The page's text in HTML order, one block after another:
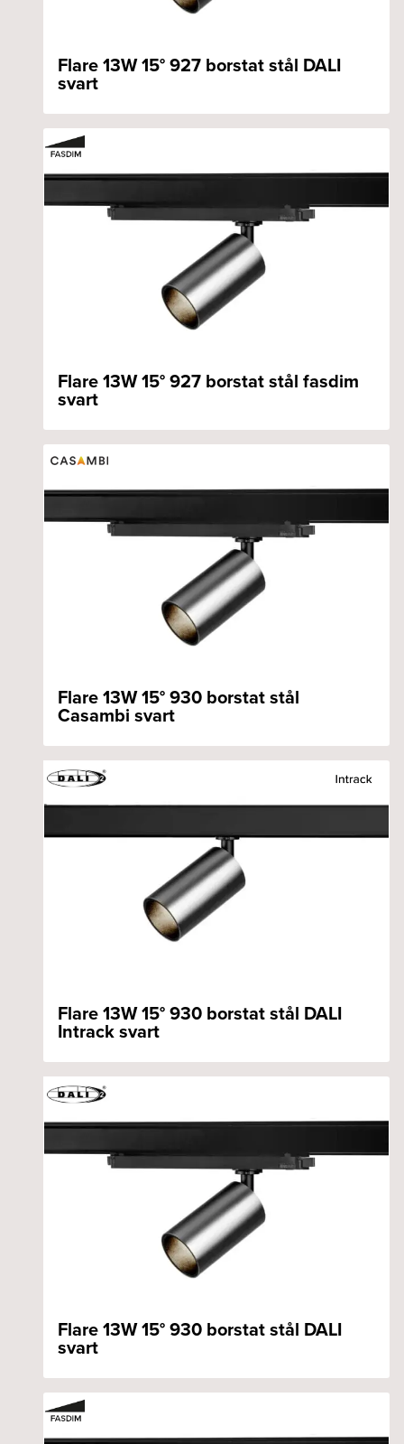
Flare 13W 15° 927 borstat stål DALI
svart
Flare 13W 15° 927 borstat stål fasdim
svart
Flare 13W 15° 930 borstat stål
Casambi svart
Flare 13W 15° 930 borstat stål DALI
Intrack svart
Flare 13W 15° 930 borstat stål DALI
svart